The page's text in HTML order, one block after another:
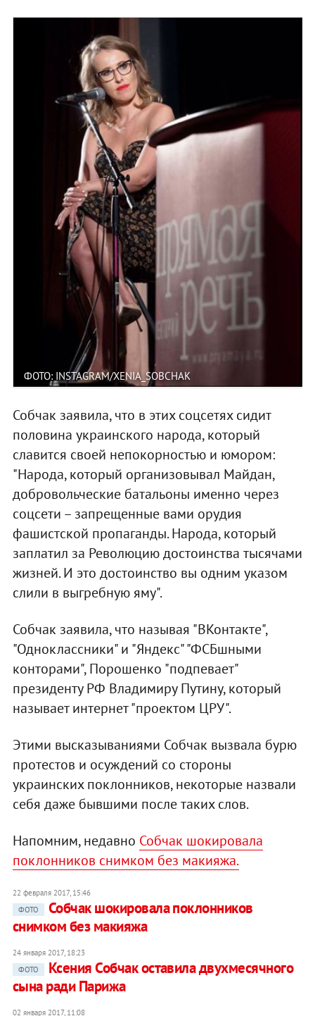
ФОТО: INSTAGRAM/XENIA_SOBCHAK
Собчак заявила, что в этих соцсетях сидит
половина украинского народа, который
славится своей непокорностью и юмором:
"Народа, который организовывал Майдан,
добровольческие батальоны именно через
соцсети – запрещенные вами орудия
фашистской пропаганды. Народа, который
заплатил за Революцию достоинства тысячами
жизней. И это достоинство вы одним указом
слили в выгребную яму".
Собчак заявила, что называя "ВКонтакте",
"Одноклассники" и "Яндекс" "ФСБшными
конторами", Порошенко "подпевает"
президенту РФ Владимиру Путину, который
называет интернет "проектом ЦРУ".
Этими высказываниями Собчак вызвала бурю
протестов и осуждений со стороны
украинских поклонников, некоторые назвали
себя даже бывшими после таких слов.
Напомним, недавно Собчак шокировала
поклонников снимком без макияжа.
22 февраля 2017, 15:46
ФОТО
Собчак шокировала поклонников
снимком без макияжа
24 января 2017, 18:23
ФОТО
Ксения Собчак оставила двухмесячного
сына ради Парижа
02 января 2017, 11:08